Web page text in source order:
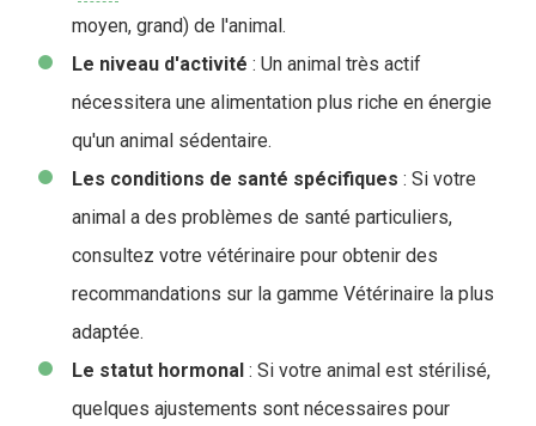
moyen, grand) de l'animal.
Le niveau d'activité : Un animal très actif
nécessitera une alimentation plus riche en énergie
qu'un animal sédentaire.
Les conditions de santé spécifiques : Si votre
animal a des problèmes de santé particuliers,
consultez votre vétérinaire pour obtenir des
recommandations sur la gamme Vétérinaire la plus
adaptée.
Le statut hormonal : Si votre animal est stérilisé,
quelques ajustements sont nécessaires pour